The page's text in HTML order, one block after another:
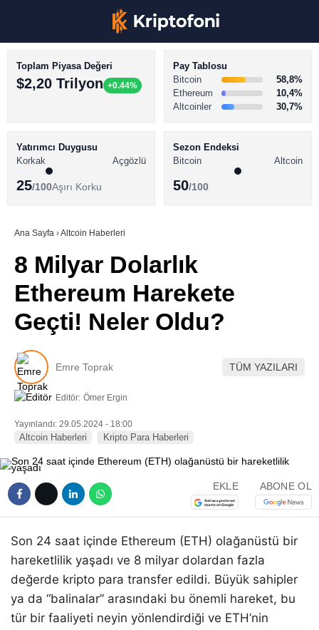
TikTok
BİTCOİN HABERLERİ
ALTCOİN HABERLERİ
SÖZLÜK
Toplam Piyasa Değeri
$2,20 Trilyon +0.44%
Pay Tablosu
Bitcoin
58,8%
Ethereum
10,4%
Altcoinler
30,7%
Yatırımcı Duygusu
Korkak
Açgözlü
25/100Aşırı Korku
Sezon Endeksi
Bitcoin
Altcoin
50/100
Ana Sayfa ›Altcoin Haberleri
8 Milyar Dolarlık
Ethereum Harekete
Geçti! Neler Oldu?
Emre Toprak TÜM YAZILARI
Editör: Ömer Ergin
Yayınlandı: 29.05.2024 - 18:00
Altcoin Haberleri Kripto Para Haberleri
EKLE ABONE OL
Son 24 saat içinde Ethereum (ETH) olağanüstü bir
hareketlilik yaşadı ve 8 milyar dolardan fazla
değerde kripto para transfer edildi. Büyük sahipler
ya da “balinalar” arasındaki bu önemli hareket, bu
tür bir faaliyeti neyin yönlendirdiği ve ETH’nin